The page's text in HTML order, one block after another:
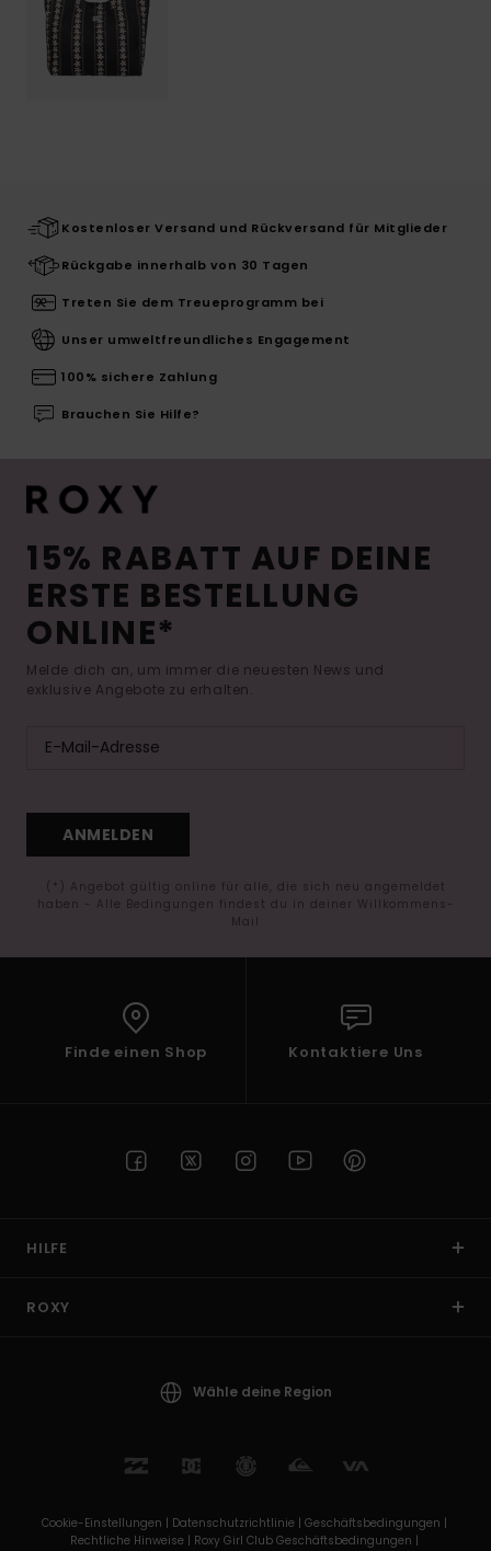
Kostenloser Versand und Rückversand für Mitglieder
Rückgabe innerhalb von 30 Tagen
Treten Sie dem Treueprogramm bei
Unser umweltfreundliches Engagement
100% sichere Zahlung
Brauchen Sie Hilfe?
15% RABATT AUF DEINE
ERSTE BESTELLUNG
ONLINE*
Melde dich an, um immer die neuesten News und
exklusive Angebote zu erhalten.
ANMELDEN
(*) Angebot gültig online für alle, die sich neu angemeldet
haben - Alle Bedingungen findest du in deiner Willkommens-
Mail
Finde einen Shop Kontaktiere Uns
HILFE
ROXY
Wähle deine Region
Cookie-Einstellungen | Datenschutzrichtlinie | Geschäftsbedingungen |
Rechtliche Hinweise | Roxy Girl Club Geschäftsbedingungen |